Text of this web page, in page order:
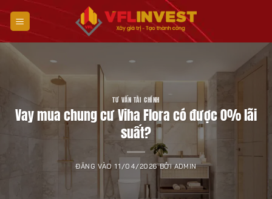
qua
nội
dung
TƯ VẤN TÀI CHÍNH
Vay mua chung cư Viha Flora có được 0% lãi
suất?
ĐĂNG VÀO 11/04/2026 BỞIADMIN